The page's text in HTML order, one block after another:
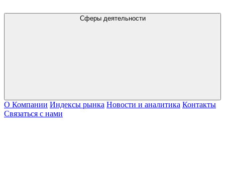
Сферы деятельности
О Компании Индексы рынка Новости и аналитика Контакты
Связаться с нами